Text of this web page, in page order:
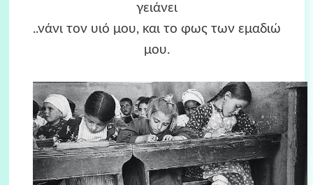
γειάνει
..νάνι τον υιό μου, και το φως των εμαδιώ
μου.